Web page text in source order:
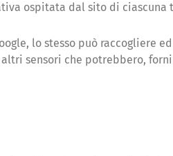
ospitata dal sito di ciascuna
lo stesso può raccogliere
sensori che potrebbero,